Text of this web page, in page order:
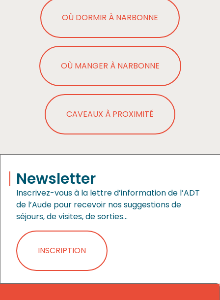
OÙ DORMIR À NARBONNE
OÙ MANGER À NARBONNE
CAVEAUX À PROXIMITÉ
Newsletter
Inscrivez-vous à la lettre d’information de l’ADT
de l’Aude pour recevoir nos suggestions de
séjours, de visites, de sorties…
INSCRIPTION